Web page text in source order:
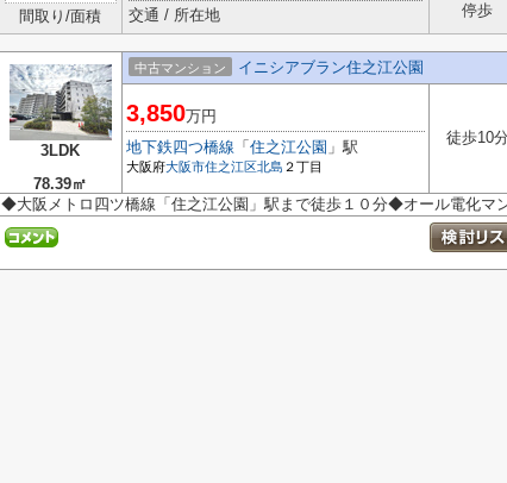
間取り/面積
交通 / 所在地
停歩
3LDK
78.39㎡
中古マンション イニシアブラン住之江公園
3,850万円
地下鉄四つ橋線 「 住之江公園 」駅
大阪府大阪市住之江区北島 ２丁目
徒歩10分
◆大阪メトロ四ツ橋線「住之江公園」駅まで徒歩１０分◆オール電化